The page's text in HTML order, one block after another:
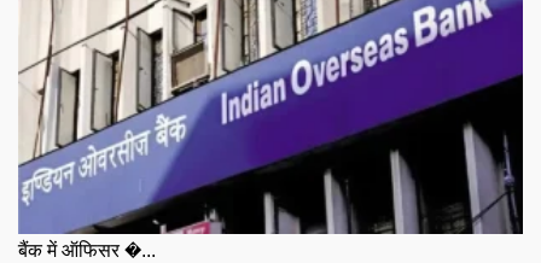
बैंक में ऑफिसर �...